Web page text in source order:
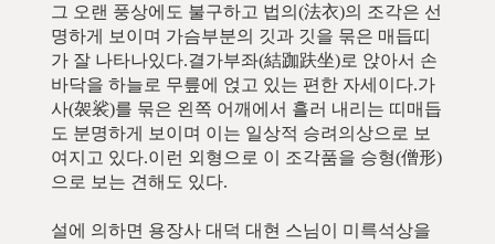
그 오랜 풍상에도 불구하고 법의(法衣)의 조각은 선
명하게 보이며 가슴부분의 깃과 깃을 묶은 매듭띠
가 잘 나타나있다.결가부좌(結跏趺坐)로 앉아서 손
바닥을 하늘로 무릎에 얹고 있는 편한 자세이다.가
사(袈裟)를 묶은 왼쪽 어깨에서 흘러 내리는 띠매듭
도 분명하게 보이며 이는 일상적 승려의상으로 보
여지고 있다.이런 외형으로 이 조각품을 승형(僧形)
으로 보는 견해도 있다.
설에 의하면 용장사 대덕 대현 스님이 미륵석상을